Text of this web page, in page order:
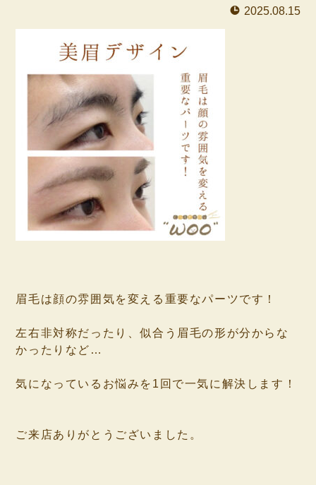
2025.08.15
眉毛は顔の雰囲気を変える重要なパーツです！
左右非対称だったり、似合う眉毛の形が分からな
かったりなど…
気になっているお悩みを1回で一気に解決します！
ご来店ありがとうございました。